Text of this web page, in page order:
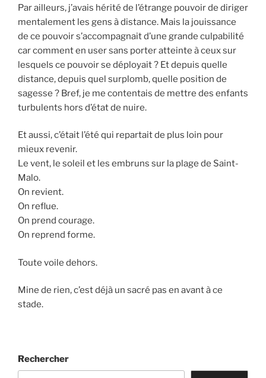
Par ailleurs, j’avais hérité de l’étrange pouvoir de diriger
mentalement les gens à distance. Mais la jouissance
de ce pouvoir s’accompagnait d’une grande culpabilité
car comment en user sans porter atteinte à ceux sur
lesquels ce pouvoir se déployait ? Et depuis quelle
distance, depuis quel surplomb, quelle position de
sagesse ? Bref, je me contentais de mettre des enfants
turbulents hors d’état de nuire.
Et aussi, c’était l’été qui repartait de plus loin pour
mieux revenir.
Le vent, le soleil et les embruns sur la plage de Saint-
Malo.
On revient.
On reflue.
On prend courage.
On reprend forme.
Toute voile dehors.
Mine de rien, c’est déjà un sacré pas en avant à ce
stade.
Rechercher